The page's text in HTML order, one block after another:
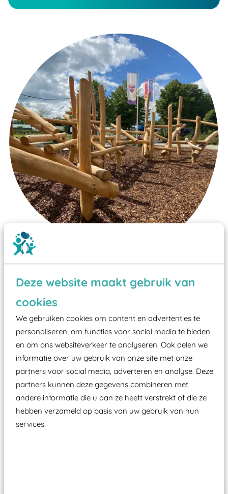
Deze website maakt gebruik van
cookies
We gebruiken cookies om content en advertenties te
personaliseren, om functies voor social media te bieden
en om ons websiteverkeer te analyseren. Ook delen we
informatie over uw gebruik van onze site met onze
partners voor social media, adverteren en analyse. Deze
partners kunnen deze gegevens combineren met
andere informatie die u aan ze heeft verstrekt of die ze
hebben verzameld op basis van uw gebruik van hun
services.
Wist je dat:
Vanaf een valhoogte van 1,5 meter een speciale
valondergrond onder speeltoestellen verplicht is
zoals kunstgras, rubber tegels of boomschors?
Elk speeltoestel in de openbare ruimte voorzien
moet zijn van een typekeuring, -plaatje en
certificering, uitgegeven door een Nederlands
aangewezen keuringsinstantie?
Wij ook speeltoestellen kunnen laten keuren zodat
ze toch binnen het Warenwetbesluit Attractie- en
Speeltoestellen vallen?